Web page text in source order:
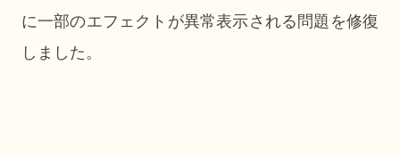
に一部のエフェクトが異常表示される問題を修復
しました。